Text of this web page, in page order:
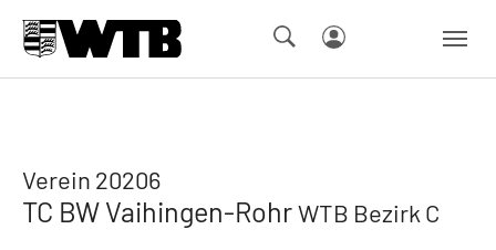
Verein 20206
TC BW Vaihingen-RohrWTB Bezirk C